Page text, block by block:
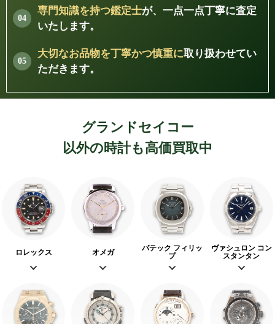
専門知識を持つ鑑定士が、一点一点丁寧に査定
いたします。
大切なお品物を丁寧かつ慎重に取り扱わせてい
ただきます。
グランドセイコー
以外の時計も高価買取中
ロレックス オメガ
パテック フィリッ
プ
ヴァシュロン コン
スタンタン